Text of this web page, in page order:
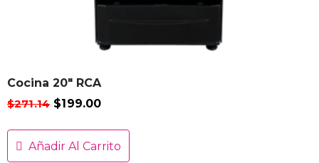
Cocina 20″ RCA
$271.14 $199.00
Añadir Al Carrito